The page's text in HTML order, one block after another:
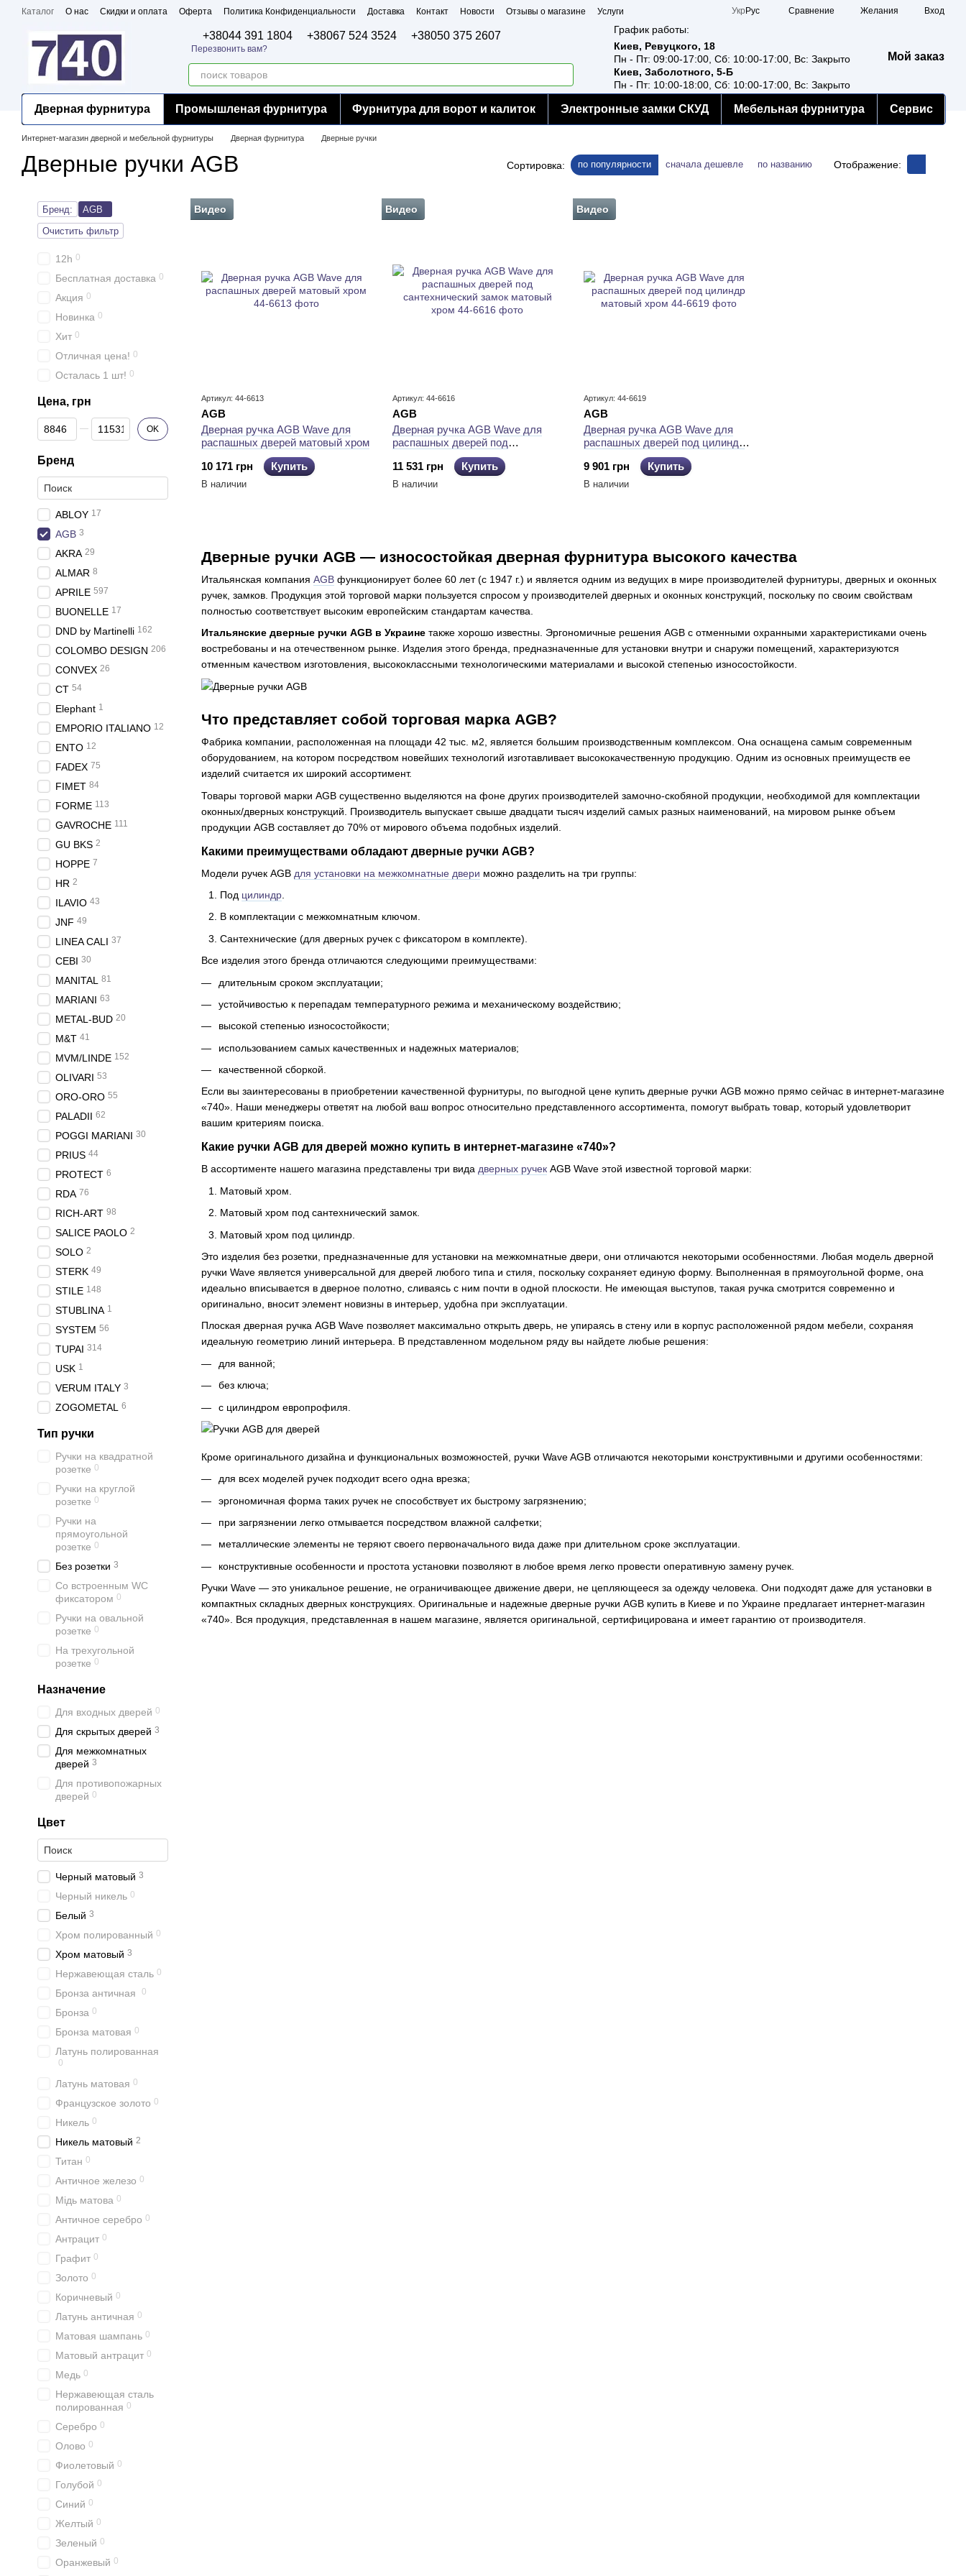
Перейти к основному контенту
Каталог О нас Скидки и оплата Оферта Политика Конфиденциальности Доставка Контакт Новости Отзывы о магазине
Услуги
Укр Рус Сравнение Желания Вход
+38044 391 1804 +38067 524 3524 +38050 375 2607
Перезвонить вам?
График работы:
Киев, Ревуцкого, 18
Пн - Пт: 09:00-17:00, Сб: 10:00-17:00, Вс: Закрыто
Киев, Заболотного, 5-Б
Пн - Пт: 10:00-18:00, Сб: 10:00-17:00, Вс: Закрыто
Мой заказ
Дверная фурнитура Промышленая фурнитура Фурнитура для ворот и калиток Электронные замки СКУД Мебельная фурнитура Сервис
Интернет-магазин дверной и мебельной фурнитуры Дверная фурнитура Дверные ручки
Дверные ручки AGB Сортировка: по популярности сначала дешевле по названию Отображение:
Дверные ручки AGB — износостойкая дверная фурнитура высокого качества
Итальянская компания AGB функционирует более 60 лет (с 1947 г.) и является одним из ведущих в мире производителей фурнитуры, дверных и оконных
ручек, замков. Продукция этой торговой марки пользуется спросом у производителей дверных и оконных конструкций, поскольку по своим свойствам
полностью соответствует высоким европейским стандартам качества.
Итальянские дверные ручки AGB в Украине также хорошо известны. Эргономичные решения AGB с отменными охранными характеристиками очень
востребованы и на отечественном рынке. Изделия этого бренда, предназначенные для установки внутри и снаружи помещений, характеризуются
отменным качеством изготовления, высококлассными технологическими материалами и высокой степенью износостойкости.
Что представляет собой торговая марка AGB?
Фабрика компании, расположенная на площади 42 тыс. м2, является большим производственным комплексом. Она оснащена самым современным
оборудованием, на котором посредством новейших технологий изготавливает высококачественную продукцию. Одним из основных преимуществ ее
изделий считается их широкий ассортимент.
Товары торговой марки AGB существенно выделяются на фоне других производителей замочно-скобяной продукции, необходимой для комплектации
оконных/дверных конструкций. Производитель выпускает свыше двадцати тысяч изделий самых разных наименований, на мировом рынке объем
продукции AGB составляет до 70% от мирового объема подобных изделий.
Какими преимуществами обладают дверные ручки AGB?
Модели ручек AGB для установки на межкомнатные двери можно разделить на три группы:
Под цилиндр
В комплектации с межкомнатным ключом.
Сантехнические (для дверных ручек с фиксатором в комплекте).
Все изделия этого бренда отличаются следующими преимуществами:
длительным сроком эксплуатации;
устойчивостью к перепадам температурного режима и механическому воздействию;
высокой степенью износостойкости;
использованием самых качественных и надежных материалов;
качественной сборкой.
Если вы заинтересованы в приобретении качественной фурнитуры, по выгодной цене купить дверные ручки AGB можно прямо сейчас в интернет-магазине
«740». Наши менеджеры ответят на любой ваш вопрос относительно представленного ассортимента, помогут выбрать товар, который удовлетворит
вашим критериям поиска.
Какие ручки AGB для дверей можно купить в интернет-магазине «740»?
В ассортименте нашего магазина представлены три вида дверных ручек AGB Wave этой известной торговой марки:
Матовый хром.
Матовый хром под сантехнический замок.
Матовый хром под цилиндр.
Это изделия без розетки, предназначенные для установки на межкомнатные двери, они отличаются некоторыми особенностями. Любая модель дверной
ручки Wave является универсальной для дверей любого типа и стиля, поскольку сохраняет единую форму. Выполненная в прямоугольной форме, она
идеально вписывается в дверное полотно, сливаясь с ним почти в одной плоскости. Не имеющая выступов, такая ручка смотрится современно и
оригинально, вносит элемент новизны в интерьер, удобна при эксплуатации.
Плоская дверная ручка AGB Wave позволяет максимально открыть дверь, не упираясь в стену или в корпус расположенной рядом мебели, сохраняя
идеальную геометрию линий интерьера. В представленном модельном ряду вы найдете любые решения:
для ванной;
без ключа;
с цилиндром европрофиля.
Кроме оригинального дизайна и функциональных возможностей, ручки Wave AGB отличаются некоторыми конструктивными и другими особенностями:
для всех моделей ручек подходит всего одна врезка;
эргономичная форма таких ручек не способствует их быстрому загрязнению;
при загрязнении легко отмывается посредством влажной салфетки;
металлические элементы не теряют своего первоначального вида даже при длительном сроке эксплуатации.
конструктивные особенности и простота установки позволяют в любое время легко провести оперативную замену ручек.
Ручки Wave — это уникальное решение, не ограничивающее движение двери, не цепляющееся за одежду человека. Они подходят даже для установки в
компактных складных дверных конструкциях. Оригинальные и надежные дверные ручки AGB купить в Киеве и по Украине предлагает интернет-магазин
«740». Вся продукция, представленная в нашем магазине, является оригинальной, сертифицирована и имеет гарантию от производителя.
Видео
Артикул: 44-6613
AGB
Дверная ручка AGB Wave для
распашных дверей матовый хром
10 171 грн
Купить
В наличии
Видео
Артикул: 44-6616
AGB
Дверная ручка AGB Wave для
распашных дверей под
сантехнический замок матовый
хром
11 531 грн Купить
В наличии
Видео
Артикул: 44-6619
AGB
Дверная ручка AGB Wave для
распашных дверей под цилиндр
матовый хром
9 901 грн
Купить
В наличии
Бренд:
AGB
Очистить фильтр
12h 0
Бесплатная доставка 0
Акция 0
Новинка 0
Хит 0
Отличная цена! 0
Осталась 1 шт! 0
Цена, грн
От Цена, грн
До Цена, грн OK
Бренд
ABLOY 17
AGB 3
AKRA 29
ALMAR 8
APRILE 597
BUONELLE 17
DND by Martinelli 162
COLOMBO DESIGN 206
CONVEX 26
CT 54
Elephant 1
EMPORIO ITALIANO 12
ENTO 12
FADEX 75
FIMET 84
FORME 113
GAVROCHE 111
GU BKS 2
HOPPE 7
HR 2
ILAVIO 43
JNF 49
LINEA CALI 37
CEBI 30
MANITAL 81
MARIANI 63
METAL-BUD 20
M&T 41
MVM/LINDE 152
OLIVARI 53
ORO-ORO 55
PALADII 62
POGGI MARIANI 30
PRIUS 44
PROTECT 6
RDA 76
RICH-ART 98
SALICE PAOLO 2
SOLO 2
STERK 49
STILE 148
STUBLINA 1
SYSTEM 56
TUPAI 314
USK 1
VERUM ITALY 3
ZOGOMETAL 6
Тип ручки
Ручки на квадратной
розетке 0
Ручки на круглой
розетке 0
Ручки на
прямоугольной
розетке 0
Без розетки 3
Со встроенным WC
фиксатором 0
Ручки на овальной
розетке 0
На трехугольной
розетке 0
Назначение
Для входных дверей 0
Для скрытых дверей 3
Для межкомнатных
дверей 3
Для противопожарных
дверей 0
Цвет
Черный матовый 3
Черный никель 0
Белый 3
Хром полированный 0
Хром матовый 3
Нержавеющая сталь 0
Бронза античная 0
Бронза 0
Бронза матовая 0
Латунь полированная
0
Латунь матовая 0
Французское золото 0
Никель 0
Никель матовый 2
Титан 0
Античное железо 0
Мідь матова 0
Античное серебро 0
Антрацит 0
Графит 0
Золото 0
Коричневый 0
Латунь античная 0
Матовая шампань 0
Матовый антрацит 0
Медь 0
Нержавеющая сталь
полированная 0
Серебро 0
Олово 0
Фиолетовый 0
Голубой 0
Синий 0
Желтый 0
Зеленый 0
Оранжевый 0